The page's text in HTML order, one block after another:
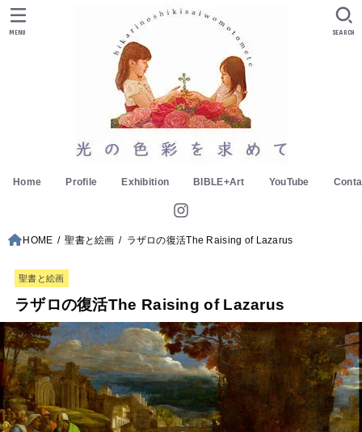
Home Profile Exhibition BIBLE+Art YouTube
SEARCH
MENU
HOME 聖書と絵画 ラザロの復活The Raising of Lazarus
聖書と絵画
ラザロの復活The Raising of Lazarus